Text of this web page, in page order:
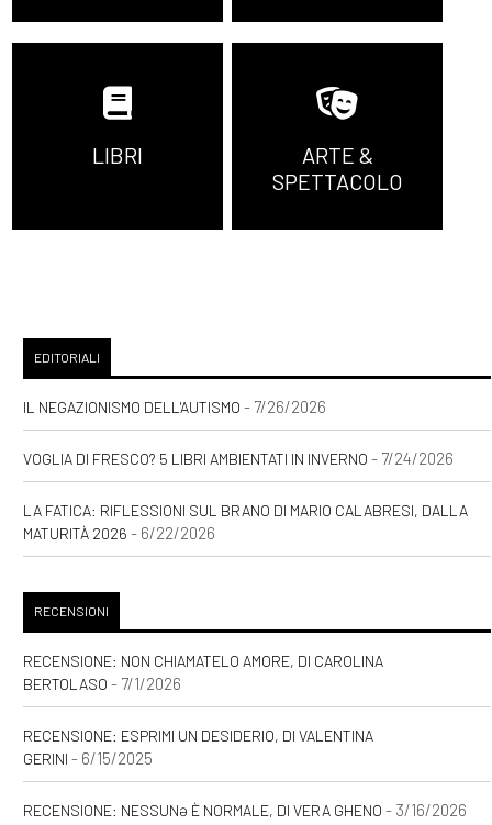
LIBRI
ARTE &
SPETTACOLO
EDITORIALI
IL NEGAZIONISMO DELL'AUTISMO - 7/26/2026
VOGLIA DI FRESCO? 5 LIBRI AMBIENTATI IN INVERNO - 7/24/2026
LA FATICA: RIFLESSIONI SUL BRANO DI MARIO CALABRESI, DALLA
MATURITÀ 2026 - 6/22/2026
RECENSIONI
RECENSIONE: NON CHIAMATELO AMORE, DI CAROLINA
BERTOLASO - 7/1/2026
RECENSIONE: ESPRIMI UN DESIDERIO, DI VALENTINA
GERINI - 6/15/2025
RECENSIONE: NESSUNƏ È NORMALE, DI VERA GHENO - 3/16/2026